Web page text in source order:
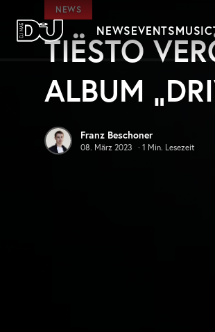
Zum Hauptinhalt springen
DJ Mag Germany
NEWSEVENTSMUSIC
NEWS
TIËSTO
ALBUM
Franz Beschoner
08. März 2023 · 1 Min. Lesezeit